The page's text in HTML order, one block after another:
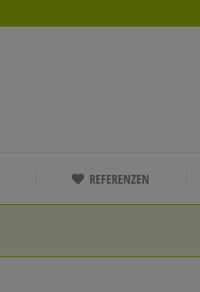
REFERENZEN
REFERENZEN